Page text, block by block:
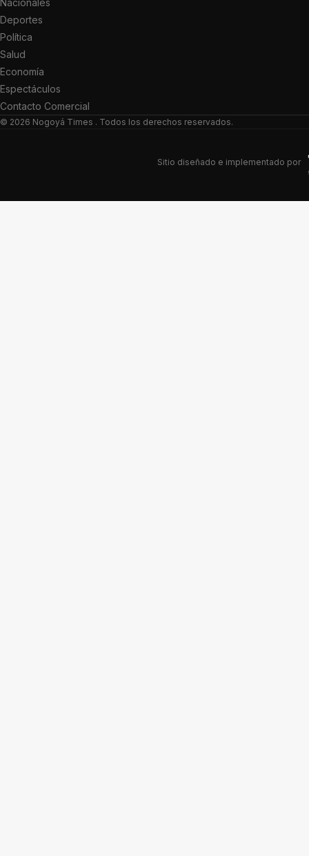
Deportes
Política
Salud
Economía
Espectáculos
Contacto Comercial
© 2026 Nogoyá Times . Todos los derechos reservados.
Sitio diseñado e implementado por